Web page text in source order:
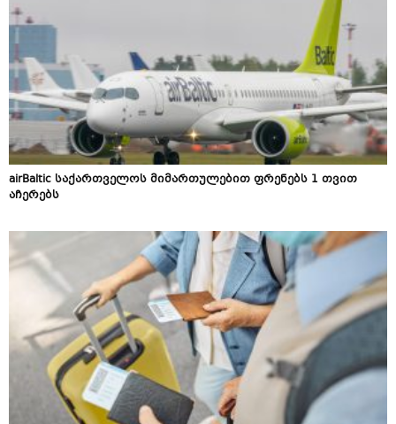
airBaltic საქართველოს მიმართულებით ფრენებს 1 თვით
აჩერებს